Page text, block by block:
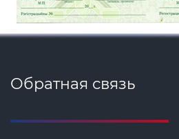
Обратная связь